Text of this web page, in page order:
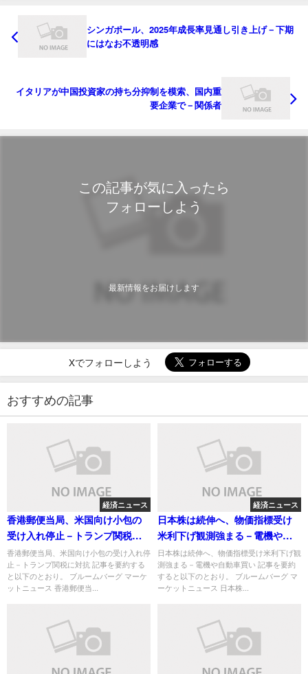
シンガポール、2025年成長率見通し引き上げ－下期
にはなお不透明感
イタリアが中国投資家の持ち分抑制を模索、国内重
要企業で－関係者
この記事が気に入ったら
フォローしよう
最新情報をお届けします
Xでフォローしよう
おすすめの記事
経済ニュース
香港郵便当局、米国向け小包の
受け入れ停止－トランプ関税に
対抗
香港郵便当局、米国向け小包の受け入れ停
止－トランプ関税に対抗 記事を要約する
と以下のとおり。 ブルームバーグ マーケ
ットニュース 香港郵便当...
経済ニュース
日本株は続伸へ、物価指標受け
米利下げ観測強まる－電機や自
動車買い
日本株は続伸へ、物価指標受け米利下げ観
測強まる－電機や自動車買い 記事を要約
すると以下のとおり。 ブルームバーグ マ
ーケットニュース 日本株...